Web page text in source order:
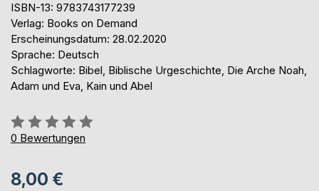
ISBN-13: 9783743177239
Verlag: Books on Demand
Erscheinungsdatum: 28.02.2020
Sprache: Deutsch
Schlagworte: Bibel, Biblische Urgeschichte, Die Arche Noah,
Adam und Eva, Kain und Abel
Bewertung::
0%
0 Bewertungen
8,00 €